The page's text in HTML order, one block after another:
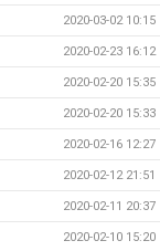
2020-03-02 10:15
2020-02-23 16:12
2020-02-20 15:35
2020-02-20 15:33
2020-02-16 12:27
2020-02-12 21:51
2020-02-11 20:37
2020-02-10 15:20